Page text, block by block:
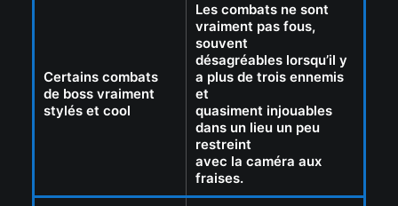
Certains combats
de boss vraiment
stylés et cool
Les combats ne sont
vraiment pas fous,
souvent
désagréables lorsqu’il y
a plus de trois ennemis
et
quasiment injouables
dans un lieu un peu
restreint
avec la caméra aux
fraises.